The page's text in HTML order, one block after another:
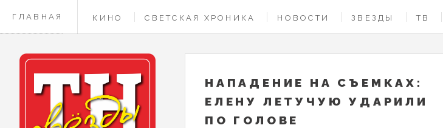
ГЛАВНАЯ КИНО СВЕТСКАЯ ХРОНИКА НОВОСТИ ЗВЕЗДЫ ТВ
КОНТАКТЫ
НАПАДЕНИЕ НА СЪЕМКАХ:
ЕЛЕНУ ЛЕТУЧУЮ УДАРИЛИ
ПО ГОЛОВЕ